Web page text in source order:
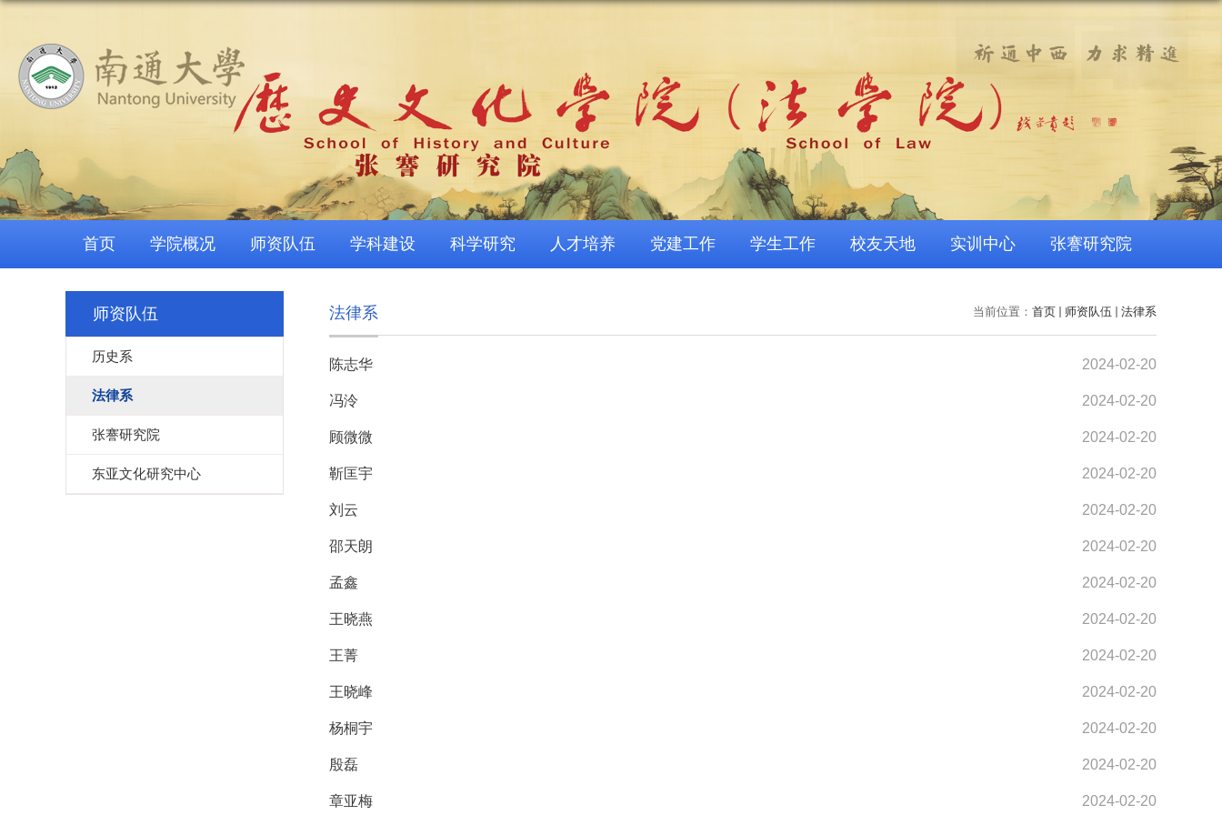
首页 学院概况 师资队伍 学科建设 科学研究 人才培养 党建工作 学生工作 校友天地 实训中心 张謇研究院
师资队伍
历史系
法律系
张謇研究院
东亚文化研究中心
当前位置： 首页 师资队伍 法律系
法律系
陈志华 2024-02-20
冯泠 2024-02-20
顾微微 2024-02-20
靳匡宇 2024-02-20
刘云 2024-02-20
邵天朗 2024-02-20
孟鑫 2024-02-20
王晓燕 2024-02-20
王菁 2024-02-20
王晓峰 2024-02-20
杨桐宇 2024-02-20
殷磊 2024-02-20
章亚梅 2024-02-20